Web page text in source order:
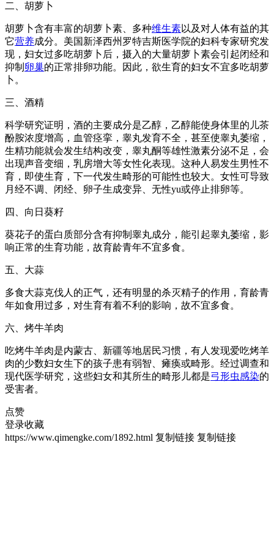
二、胡萝卜
胡萝卜含有丰富的胡萝卜素、多种维生素以及对人体有益的其
它营养成分。美国新泽西州罗特吉斯医学院的妇科专家研究发
现，妇女过多吃胡萝卜后，摄入的大量胡萝卜素会引起闭经和
抑制 卵巢的正常排卵功能。因此，欲生育的妇女不宜多吃胡萝
卜。
三、酒精
科学研究证明，酒的主要成分是乙醇，乙醇能使身体里的儿茶
酚胺浓度增高，血管痉挛，睾丸发育不全，甚至使睾丸萎缩，
生精功能就会发生结构改变，睾丸酮等雄性激素分泌不足，会
出现声音变细，乳房增大等女性化表现。这种人易发生男性不
育，即使生育，下一代发生畸形的可能性也较大。女性可导致
月经不调、闭经、卵子生成变异、无性yu或停止排卵等。
四、向日葵籽
葵花子的蛋白质部分含有抑制睾丸成分，能引起睾丸萎缩，影
响正常的生育功能，故育龄青年不宜多食。
五、大蒜
多食大蒜克伐人的正气，还有明显的杀灭精子的作用，育龄青
年如食用过多，对生育有着不利的影响，故不宜多食。
六、烤牛羊肉
吃烤牛羊肉是内蒙古、新疆等地居民习惯，有人发现爱吃烤羊
肉的少数妇女生下的孩子患有弱智、瘫痪或畸形。经过调查和
现代医学研究，这些妇女和其所生的畸形儿都是弓形虫感染的
受害者。
点赞
登录收藏
https://www.qimengke.com/1892.html 复制链接 复制链接